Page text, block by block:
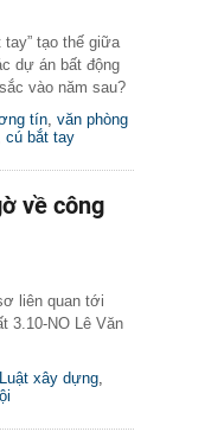
tạo thế giữa
dự án bất động
vào năm sau?
tín, văn phòng
cú bắt tay
về công
liên quan tới
3.10-NO Lê Văn
Luật xây dựng,